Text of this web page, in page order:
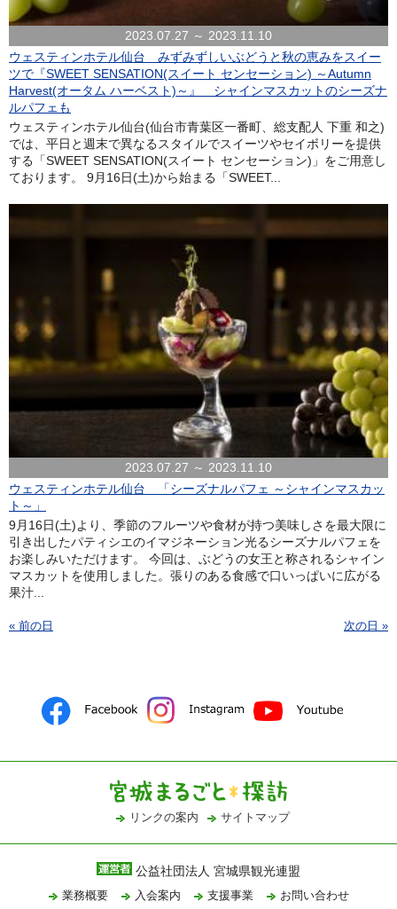
2023.07.27 ～ 2023.11.10
ウェスティンホテル仙台 みずみずしいぶどうと秋の恵みをスイー
ツで『SWEET SENSATION(スイート センセーション) ～Autumn
Harvest(オータム ハーベスト)～』 シャインマスカットのシーズナ
ルパフェも
ウェスティンホテル仙台(仙台市青葉区一番町、総支配人 下重 和之)
では、平日と週末で異なるスタイルでスイーツやセイボリーを提供
する「SWEET SENSATION(スイート センセーション)」をご用意し
ております。 9月16日(土)から始まる「SWEET...
2023.07.27 ～ 2023.11.10
ウェスティンホテル仙台 「シーズナルパフェ ～シャインマスカッ
ト～」
9月16日(土)より、季節のフルーツや食材が持つ美味しさを最大限に
引き出したパティシエのイマジネーション光るシーズナルパフェを
お楽しみいただけます。 今回は、ぶどうの女王と称されるシャイン
マスカットを使用しました。張りのある食感で口いっぱいに広がる
果汁...
« 前の日 次の日 »
リンクの案内 サイトマップ
公益社団法人 宮城県観光連盟
業務概要 入会案内 支援事業 お問い合わせ